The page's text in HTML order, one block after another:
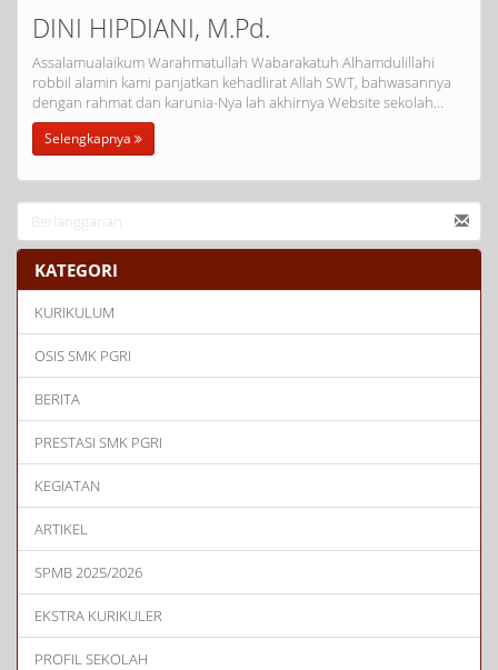
DINI HIPDIANI, M.Pd.
Assalamualaikum Warahmatullah Wabarakatuh Alhamdulillahi
robbil alamin kami panjatkan kehadlirat Allah SWT, bahwasannya
dengan rahmat dan karunia-Nya lah akhirnya Website sekolah…
Selengkapnya
KATEGORI
KURIKULUM
OSIS SMK PGRI
BERITA
PRESTASI SMK PGRI
KEGIATAN
ARTIKEL
SPMB 2025/2026
EKSTRA KURIKULER
PROFIL SEKOLAH